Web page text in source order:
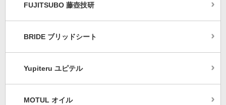
FUJITSUBO 藤壺技研
BRIDE ブリッドシート
Yupiteru ユピテル
MOTUL オイル